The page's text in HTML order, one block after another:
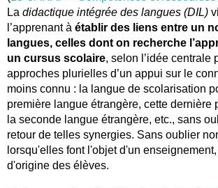
La didactique intégrée des langues (DIL)
l’apprenant à établir des liens entre un
langues, celles dont on recherche
un cursus scolaire, selon l’idée centrale
approches plurielles d’un appui sur le
moins connu : la langue de scolarisation
première langue étrangère, cette dernière
la seconde langue étrangère, etc., sans
retour de telles synergies. Sans oublier
lorsqu'elles font l'objet d'un
d'origine des élèves.